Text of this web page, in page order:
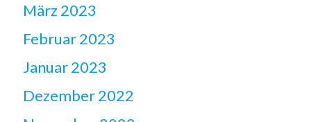
März 2023
Februar 2023
Januar 2023
Dezember 2022